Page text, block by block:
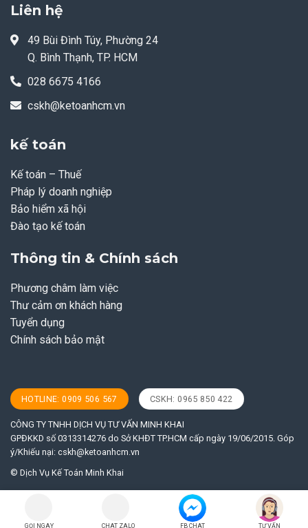
Liên hệ
49 Bùi Đình Túy, Phường 24
Q. Bình Thạnh, TP. HCM
028 6675 4166
cskh@ketoanhcm.vn
kế toán
Kế toán – Thuế
Pháp lý doanh nghiệp
Bảo hiểm xã hội
Đào tạo kế toán
Thông tin & Chính sách
Phương châm làm việc
Thư cảm ơn khách hàng
Tuyển dụng
Chính sách bảo mật
HOTLINE: 0909 506 567 CSKH: 0965 850 422
CÔNG TY TNHH DỊCH VỤ TƯ VẤN MINH KHAI
GPĐKKD số 0313314276 do Sở KHĐT TP.HCM cấp ngày 19/06/2015. Góp
ý/Khiếu nại: cskh@ketoanhcm.vn
© Dịch Vụ Kế Toán Minh Khai
GỌI NGAY CHAT ZALO FB CHAT TƯ VẤN